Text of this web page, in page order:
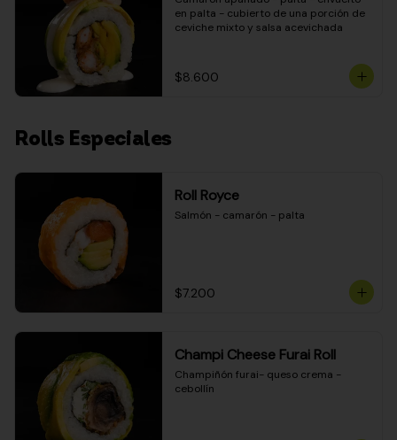
en palta - cubierto de una porción de
ceviche mixto y salsa acevichada
$8.600
Rolls Especiales
Roll Royce
Salmón - camarón - palta
$7.200
Champi Cheese Furai Roll
Champiñón furai- queso crema -
cebollín